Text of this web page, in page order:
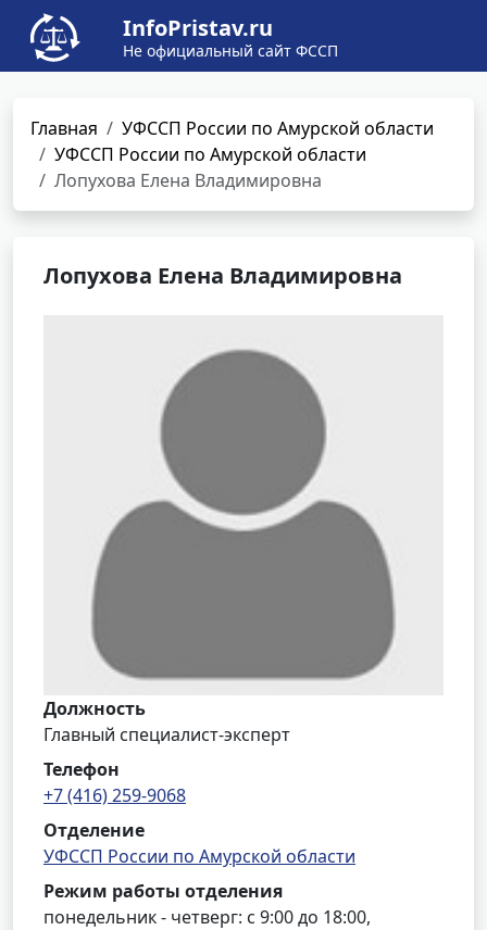
InfoPristav.ru
Не официальный сайт ФССП
Главная
УФССП России по Амурской области
УФССП России по Амурской области
Лопухова Елена Владимировна
Лопухова Елена Владимировна
Должность
Главный специалист-эксперт
Телефон
+7 (416) 259-9068
Отделение
УФССП России по Амурской области
Режим работы отделения
понедельник - четверг: с 9:00 до 18:00,